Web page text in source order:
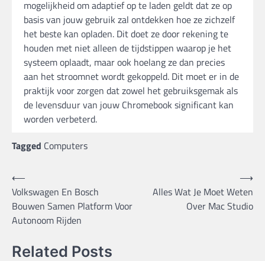
mogelijkheid om adaptief op te laden geldt dat ze op
basis van jouw gebruik zal ontdekken hoe ze zichzelf
het beste kan opladen. Dit doet ze door rekening te
houden met niet alleen de tijdstippen waarop je het
systeem oplaadt, maar ook hoelang ze dan precies
aan het stroomnet wordt gekoppeld. Dit moet er in de
praktijk voor zorgen dat zowel het gebruiksgemak als
de levensduur van jouw Chromebook significant kan
worden verbeterd.
Tagged Computers
Bericht
navigatie
⟵
Volkswagen En Bosch
Bouwen Samen Platform Voor
Autonoom Rijden
Alles Wat Je Moet Weten
Over Mac Studio
⟶
Related Posts